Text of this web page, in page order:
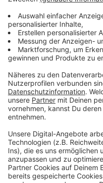
Mehr Meldungen
Anzeige
Brand in Leverkusen-
ungefährlich
Currentas Berufskolleg
Einsatz wegen
Leverkusen
Anzeige